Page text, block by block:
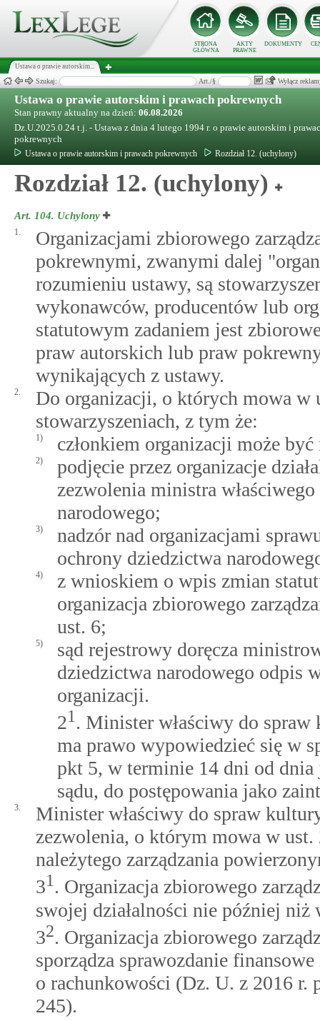
STRONA
GŁÓWNA
AKTY
PRAWNE
DOKUMENTY
Ustawa o prawie autorskim...
Szukaj: Art./§ Wyłącz
Ustawa o prawie autorskim i prawach pokrewnych
Stan prawny aktualny na dzień: 06.08.2026
Dz.U.2025.0.24 t.j. - Ustawa z dnia 4 lutego 1994 r. o prawie autorskim i
pokrewnych
Ustawa o prawie autorskim i prawach pokrewnych Rozdział 12. (uchylony)
Rozdział 12. (uchylony)
Art. 104. Uchylony
1.
Organizacjami zbiorowego
pokrewnymi, zwanymi dalej
rozumieniu ustawy, są
wykonawców, producentów lub
statutowym zadaniem jest
praw autorskich lub praw
wynikających z ustawy.
2.
Do organizacji, o których mowa w
stowarzyszeniach, z tym że:
1) członkiem organizacji może
2)
podjęcie przez organizacje
zezwolenia ministra
narodowego;
3)
nadzór nad organizacjami
ochrony dziedzictwa
4)
z wnioskiem o wpis zmian
organizacja zbiorowego
ust. 6;
5)
sąd rejestrowy doręcza
dziedzictwa narodowego odpis
organizacji.
21 . Minister właściwy do
ma prawo wypowiedzieć się w
pkt 5, w terminie 14 dni od dnia
sądu, do postępowania jako
3.
Minister właściwy do spraw
zezwolenia, o którym mowa w
należytego zarządzania
31. Organizacja zbiorowego
swojej działalności nie później
32. Organizacja zbiorowego
sporządza sprawozdanie
o rachunkowości (Dz. U. z 2016 r.
245).